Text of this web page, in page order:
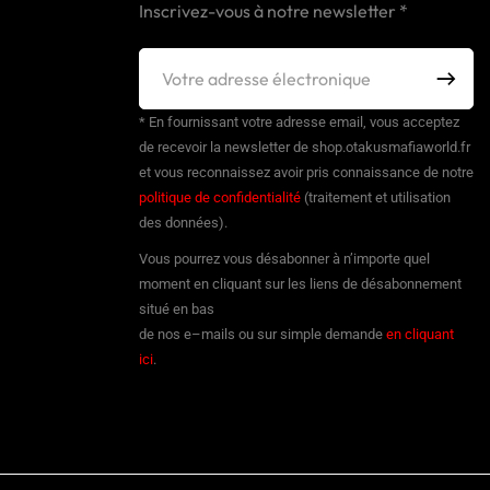
Inscrivez-vous à notre newsletter *
* En fournissant votre adresse email, vous acceptez
de recevoir la newsletter de shop.otakusmafiaworld.fr
et vous reconnaissez avoir pris connaissance de notre
politique de confidentialité (traitement et utilisation
des données).
Vous pourrez vous désabonner à n’importe quel
moment en cliquant sur les liens de désabonnement
situé en bas
de nos e–mails ou sur simple demande en cliquant
ici.